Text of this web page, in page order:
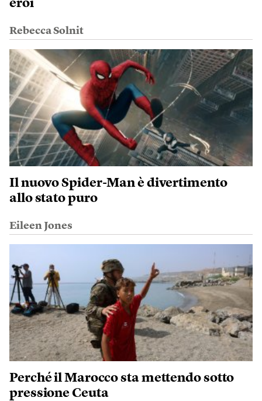
eroi
Rebecca Solnit
Il nuovo Spider-Man è divertimento
allo stato puro
Eileen Jones
Perché il Marocco sta mettendo sotto
pressione Ceuta